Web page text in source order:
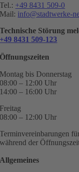
Tel.: +49 8431 509-0
Mail: info@stadtwerke-
Technische Störung
+49 8431 509-123
Öffnungszeiten
Montag bis Donnerstag
08:00 – 12:00 Uhr
14:00 – 16:00 Uhr
Freitag
08:00 – 12:00 Uhr
Terminvereinbarungen
während der
Allgemeines